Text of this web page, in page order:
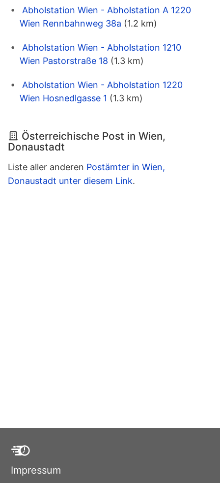
Abholstation Wien - Abholstation A 1220
Wien Rennbahnweg 38a (1.2 km)
Abholstation Wien - Abholstation 1210
Wien Pastorstraße 18 (1.3 km)
Abholstation Wien - Abholstation 1220
Wien Hosnedlgasse 1 (1.3 km)
Österreichische Post in Wien,
Donaustadt
Liste aller anderen Postämter in Wien,
Donaustadt unter diesem Link.
Impressum